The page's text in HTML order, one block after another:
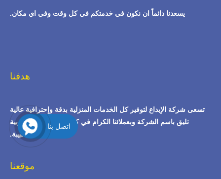
يسعدنا دائماً ان نكون في خدمتكم في كل وقت وفي اي مكان.
هدفنا
تسعى شركة الإبداع لتوفير كل الخدمات المنزلية بدقة وإحترافية عالية
تليق باسم الشركة وبعملائنا الكرام في كل ربوع المملكة العربية
السعودية الحبيبة.
موقعنا
اتصل بنا